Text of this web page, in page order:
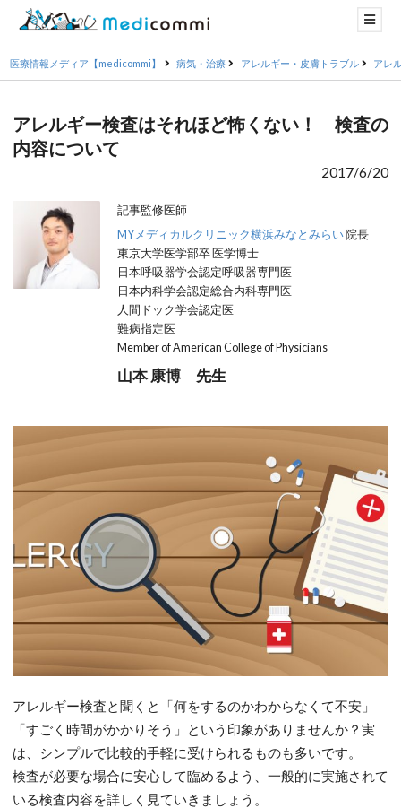
医療情報メディア【medicommi】 病気・治療 アレルギー・皮膚トラブル アレ
アレルギー検査はそれほど怖くない！ 検査の
内容について
2017/6/20
記事監修医師
MYメディカルクリニック横浜みなとみらい院長
東京大学医学部卒 医学博士
日本呼吸器学会認定呼吸器専門医
日本内科学会認定総合内科専門医
人間ドック学会認定医
難病指定医
Member of American College of Physicians
山本 康博 先生
アレルギー検査と聞くと「何をするのかわからなくて不安」
「すごく時間がかかりそう」という印象がありませんか？実
は、シンプルで比較的手軽に受けられるものも多いです。
検査が必要な場合に安心して臨めるよう、一般的に実施されて
いる検査内容を詳しく見ていきましょう。